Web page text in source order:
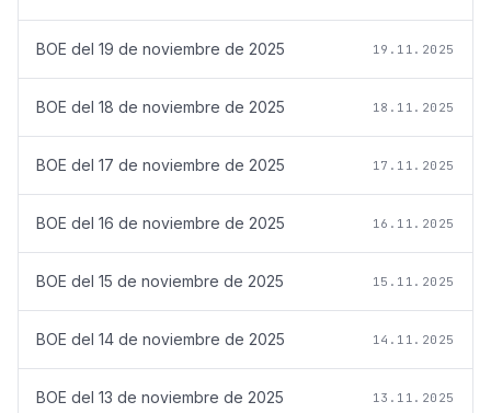
BOE del 19 de noviembre de 2025 19.11.2025
BOE del 18 de noviembre de 2025 18.11.2025
BOE del 17 de noviembre de 2025 17.11.2025
BOE del 16 de noviembre de 2025 16.11.2025
BOE del 15 de noviembre de 2025 15.11.2025
BOE del 14 de noviembre de 2025 14.11.2025
BOE del 13 de noviembre de 2025 13.11.2025